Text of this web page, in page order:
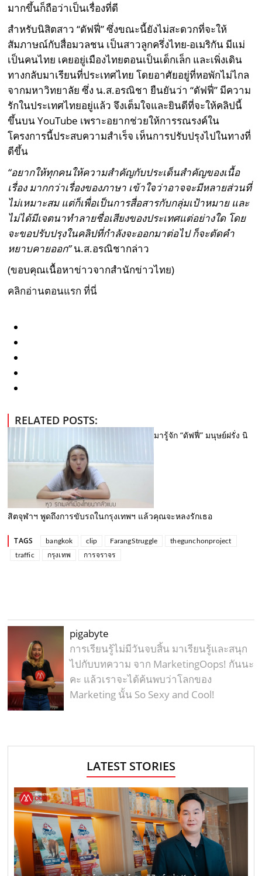
มากขึ้นก็ถือว่าเป็นเรื่องที่ดี
สำหรับนิสิตสาว “ดัฟฟี่” ซึ่งขณะนี้ยังไม่สะดวกที่จะให้
สัมภาษณ์กับสื่อมวลชน เป็นสาวลูกครึ่งไทย-อเมริกัน มีแม่
เป็นคนไทย เคยอยู่เมืองไทยตอนเป็นเด็กเล็ก และเพิ่งเดิน
ทางกลับมาเรียนที่ประเทศไทย โดยอาศัยอยู่ที่หอพักไม่ไกล
จากมหาวิทยาลัย ซึ่ง น.ส.อรณิชา ยืนยันว่า “ดัฟฟี่” มีความ
รักในประเทศไทยอยู่แล้ว จึงเต็มใจและยินดีที่จะให้คลิปนี้
ขึ้นบน YouTube เพราะอยากช่วยให้การรณรงค์ใน
โครงการนี้ประสบความสำเร็จ เห็นการปรับปรุงไปในทางที่
ดีขึ้น
“อยากให้ทุกคนให้ความสำคัญกับประเด็นสำคัญของเนื้อ
เรื่อง มากกว่าเรื่องของภาษา เข้าใจว่าอาจจะมีหลายส่วนที่
ไม่เหมาะสม แต่ก็เพื่อเป็นการสื่อสารกับกลุ่มเป้าหมาย และ
ไม่ได้มีเจตนาทำลายชื่อเสียงของประเทศแต่อย่างใด โดย
จะขอปรับปรุงในคลิปที่กำลังจะออกมาต่อไป ก็จะตัดคำ
หยาบคายออก”น.ส.อรณิชากล่าว
(ขอบคุณเนื้อหาข่าวจากสำนักข่าวไทย)
คลิกอ่านตอนแรก ที่นี่
RELATED POSTS:
มารู้จัก “ดัฟฟี่” มนุษย์ฝรั่ง นิ
สิตจุฬาฯ พูดถึงการขับรถในกรุงเทพฯ แล้วคุณจะหลงรักเธอ
TAGS bangkok clip FarangStruggle
thegunchonproject
traffic
กรุงเทพ การจราจร
pigabyte
การเรียนรู้ไม่มีวันจบสิ้น มาเรียนรู้และสนุก
ไปกับบทความ จาก MarketingOops! กันนะ
คะ แล้วเราจะได้ค้นพบว่าโลกของ
Marketing นั้น So Sexy and Cool!
LATEST STORIES